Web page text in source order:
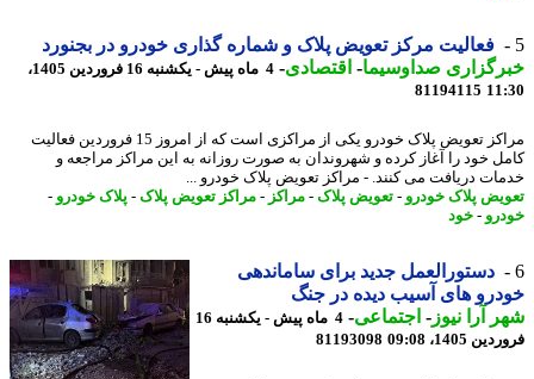
فعالیت مرکز تعویض پلاک و شماره گذاری خودرو در بجنورد
صداوسیما-اقتصادی-
4 ماه پیش - یکشنبه 16 فروردین 1405،
81194115
مراکز تعویض پلاک خودرو یکی از مراکزی است که از امروز 15 فروردین فعالیت
خود را آغاز کرده و شهروندان به صورت روزانه به این مراکز مراجعه و
دریافت می کنند. - مراکز تعویض پلاک خودرو ...
پلاک خودرو-تعویض پلاک -مراکز- مراکز تعویض پلاک -پلاک خودرو-
-خود
دستورالعمل جدید برای ساماندهی
های آسیب دیده در جنگ
آرا نیوز-اجتماعی-
4 ماه پیش - یکشنبه 16
1405، 09:08
81193098